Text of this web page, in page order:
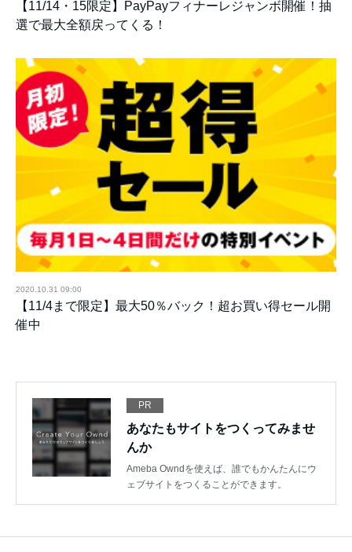
【11/14・15限定】PayPayフィナーレジャンボ開催！抽
選で最大全額戻ってくる！
2020.10.31 09:00
【11/4まで限定】最大50％バック！超お買い得セール開
催中
PR
あなたもサイトをつくってみませ
んか
Ameba Owndを使えば、誰でもかんたんにウ
ェブサイトをつくることができます。